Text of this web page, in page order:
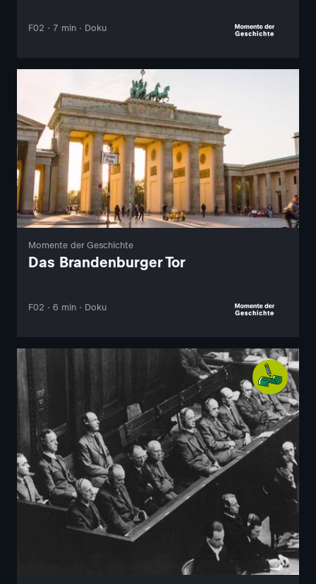
F02 · 7 min · Doku
Momente der Geschichte
Das Brandenburger Tor
F02 · 6 min · Doku